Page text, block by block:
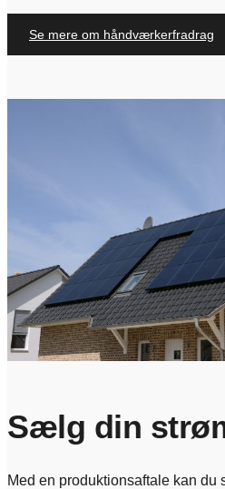
Se mere om håndværkerfradrag
Sælg din
Med en produktionsaftale kan